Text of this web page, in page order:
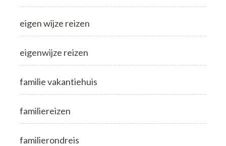
eigen wijze reizen
eigenwijze reizen
familie vakantiehuis
familiereizen
familierondreis